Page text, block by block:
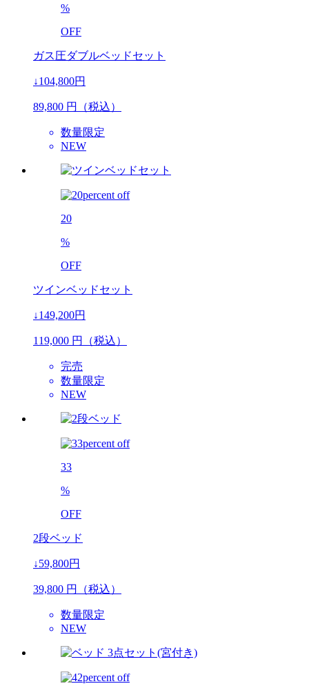
%
OFF
ガス圧ダブルベッドセット
↓104,800円
89,800 円（税込）
数量限定
NEW
20
%
OFF
ツインベッドセット
↓149,200円
119,000 円（税込）
完売
数量限定
NEW
33
%
OFF
2段ベッド
↓59,800円
39,800 円（税込）
数量限定
NEW